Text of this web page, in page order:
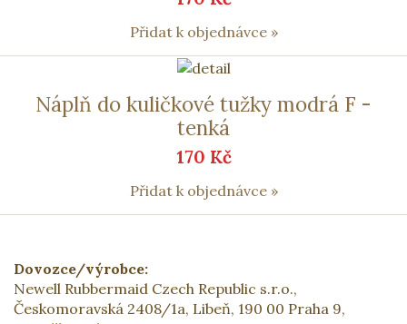
Přidat k objednávce »
Náplň do kuličkové tužky modrá F -
tenká
170 Kč
Přidat k objednávce »
Dovozce/výrobce:
Newell Rubbermaid Czech Republic s.r.o.,
Českomoravská 2408/1a, Libeň, 190 00 Praha 9,